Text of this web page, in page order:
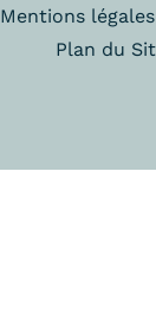
Mentions
Plan du